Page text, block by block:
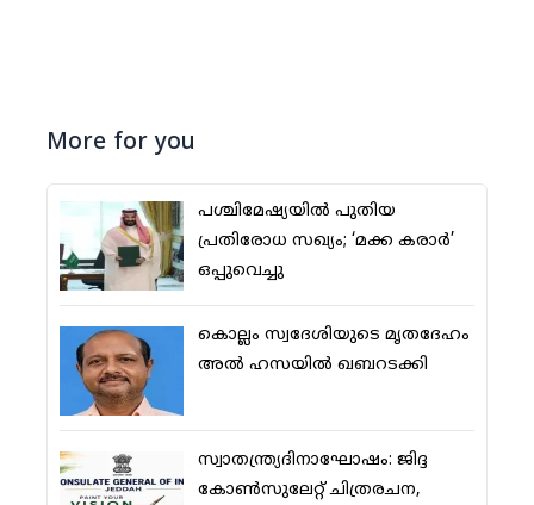
More for you
പശ്ചിമേഷ്യയില്‍ പുതിയ
പ്രതിരോധ സഖ്യം; ‘മക്ക കരാര്‍’
ഒപ്പുവെച്ചു
കൊല്ലം സ്വദേശിയുടെ മൃതദേഹം
അല്‍ ഹസയില്‍ ഖബറടക്കി
സ്വാതന്ത്ര്യദിനാഘോഷം: ജിദ്ദ
കോണ്‍സുലേറ്റ് ചിത്രരചന,